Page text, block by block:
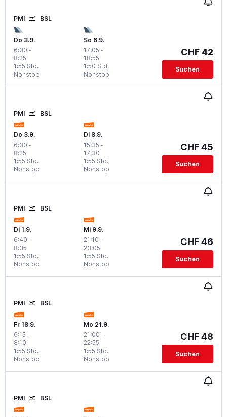
PMI BSL
Do 3.9.
6:30 -
8:25
Nonstop
1:55 Std.
So 6.9.
17:05 -
18:55
Nonstop
1:50 Std.
CHF 42
Suchen
PMI BSL
Do 3.9.
6:30 -
8:25
Nonstop
1:55 Std.
Di 8.9.
15:35 -
17:30
Nonstop
1:55 Std.
CHF 45
Suchen
PMI BSL
Di 1.9.
6:40 -
8:35
Nonstop
1:55 Std.
Mi 9.9.
21:10 -
23:05
Nonstop
1:55 Std.
CHF 46
Suchen
PMI BSL
Fr 18.9.
6:15 -
8:10
Nonstop
1:55 Std.
Mo 21.9.
21:00 -
22:55
Nonstop
1:55 Std.
CHF 48
Suchen
PMI BSL